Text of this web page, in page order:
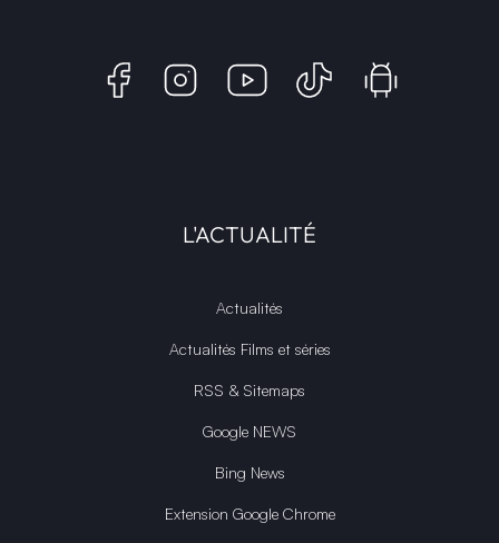
L'ACTUALITÉ
Actualités
Actualités Films et séries
RSS & Sitemaps
Google NEWS
Bing News
Extension Google Chrome